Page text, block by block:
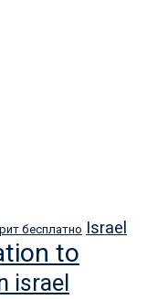
бесплатно Israel
to
israel